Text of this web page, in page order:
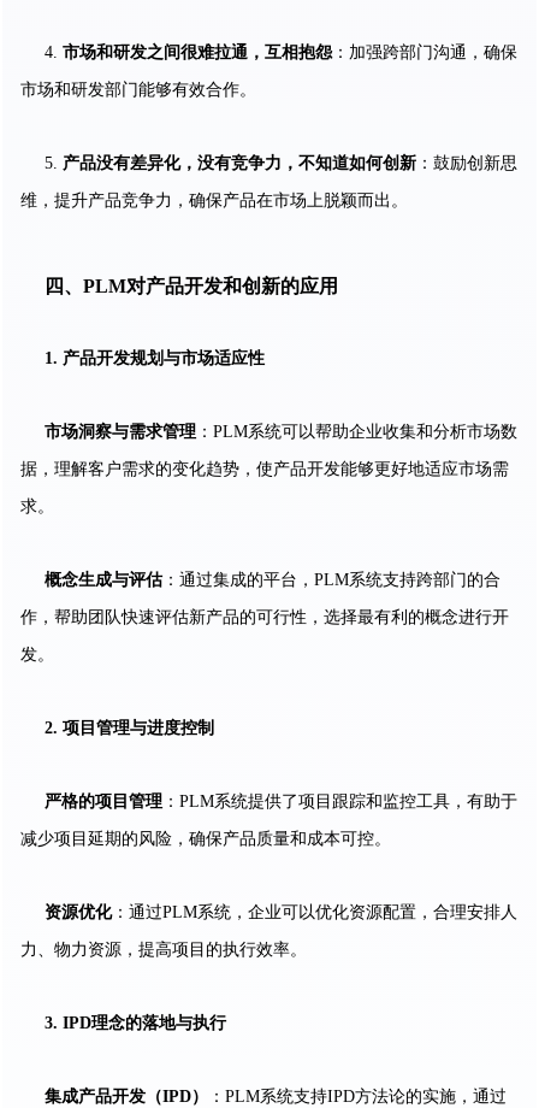
4. 市场和研发之间很难拉通，互相抱怨：加强跨部门沟通，确保
市场和研发部门能够有效合作。
5. 产品没有差异化，没有竞争力，不知道如何创新 ：鼓励创新思
维，提升产品竞争力，确保产品在市场上脱颖而出。
四、 PLM对产品开发和创新的应用
1. 产品开发规划与市场适应性
市场洞察与需求管理 ：PLM系统可以帮助企业收集和分析市场数
据，理解客户需求的变化趋势，使产品开发能够更好地适应市场需
求。
概念生成与评估：通过集成的平台，PLM系统支持跨部门的合
作，帮助团队快速评估新产品的可行性，选择最有利的概念进行开
发。
2. 项目管理与进度控制
严格的项目管理 ：PLM系统提供了项目跟踪和监控工具，有助于
减少项目延期的风险，确保产品质量和成本可控。
资源优化：通过PLM系统，企业可以优化资源配置，合理安排人
力、物力资源，提高项目的执行效率。
3. IPD理念的落地与执行
集成产品开发（IPD） ：PLM系统支持IPD方法论的实施，通过